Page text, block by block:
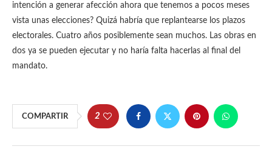
intención a generar afección ahora que tenemos a pocos meses
vista unas elecciones? Quizá habría que replantearse los plazos
electorales. Cuatro años posiblemente sean muchos. Las obras en
dos ya se pueden ejecutar y no haría falta hacerlas al final del
mandato.
COMPARTIR 2